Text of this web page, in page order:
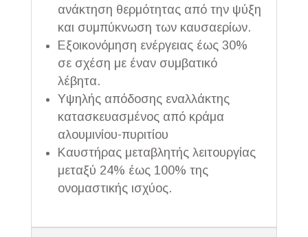
ανάκτηση θερμότητας από την ψύξη
και συμπύκνωση των καυσαερίων.
Εξοικονόμηση ενέργειας έως 30%
σε σχέση με έναν συμβατικό
λέβητα.
Υψηλής απόδοσης εναλλάκτης
κατασκευασμένος από κράμα
αλουμινίου-πυριτίου
Καυστήρας μεταβλητής λειτουργίας
μεταξύ 24% έως 100% της
ονομαστικής ισχύος.